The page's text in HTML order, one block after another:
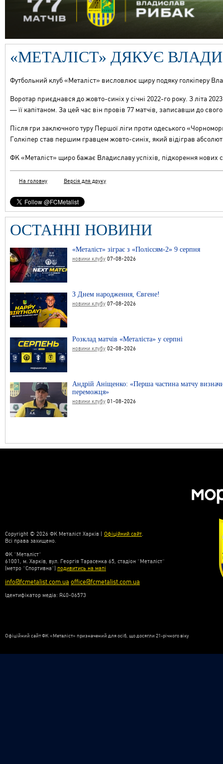
«МЕТАЛІСТ» ДЯКУЄ
Футбольний клуб «Металіст» висловлює щиру подяку голкіперу
Воротар приєднався до жовто-синіх у січні 2022-го року. З літа
— її капітаном. За цей час він провів 77 матчів, записавши до
Після гри заключного туру Першої ліги проти одеського
Голкіпер став першим гравцем жовто-синіх, який відіграв
ФК «Металіст» щиро бажає Владиславу успіхів, підкорення
На головну Версія для друку
ОСТАННІ НОВИНИ
«Металіст» зіграє з «Поліссям-2» 9 серпня
новини клубу 07-08-2026
З Днем народження, Євгене!
новини клубу 07-08-2026
Розклад матчів «Металіста» у серпні
новини клубу 02-08-2026
Андрій Аніщенко: «Перша частина матчу
переможця»
новини клубу 01-08-2026
Copyright © 2026 ФК Металіст Харків | Офіційний сайт.
Всі права захищено.
ФК “Металіст”
61001, м. Харків, вул. Георгія Тарасенка 65, стадіон “Металіст”
(метро “Спортивна”) подивитись на мапі
info@fcmetalist.com.ua office@fcmetalist.com.ua
Ідентифікатор медіа: R40-06573
Офіційний сайт ФК «Металіст» призначений для осіб, що досягли 21-річного віку